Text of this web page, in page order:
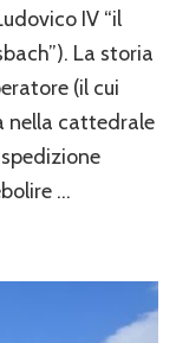
IV “il
La storia
(il cui
nella cattedrale
…